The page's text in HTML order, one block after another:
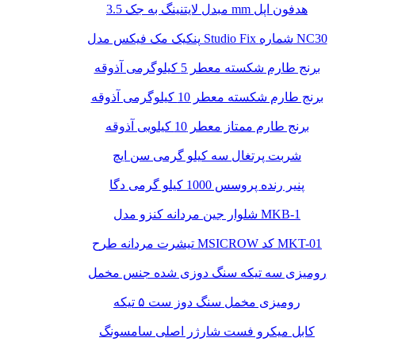
مبدل لایتنینگ به جک 3.5 mm هدفون اپل
پنکیک مک فیکس مدل Studio Fix شماره NC30
برنج طارم شکسته معطر 5 کیلوگرمی آذوقه
برنج طارم شکسته معطر 10 کیلوگرمی آذوقه
برنج طارم ممتاز معطر 10 کیلویی آذوقه
شربت پرتغال سه کیلو گرمی سن ایچ
پنیر رنده پروسس 1000 کیلو گرمی دگا
شلوار جین مردانه کنزو مدل MKB-1
تیشرت مردانه طرح MSICROW کد MKT-01
رومیزی سه تیکه سنگ دوزی شده جنس مخمل
رومیزی مخمل سنگ دوز ست ۵ تیکه
کابل میکرو فست شارژر اصلی سامسونگ